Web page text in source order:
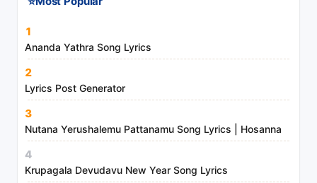
d
m
i
s
t
r
i
e
⭐Most Popular
1
Ananda Yathra Song Lyrics
2
Lyrics Post Generator
3
Nutana Yerushalemu Pattanamu Song Lyrics | Hosanna
4
Krupagala Devudavu New Year Song Lyrics